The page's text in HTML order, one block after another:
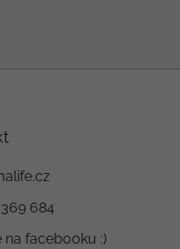
684
na facebooku :)